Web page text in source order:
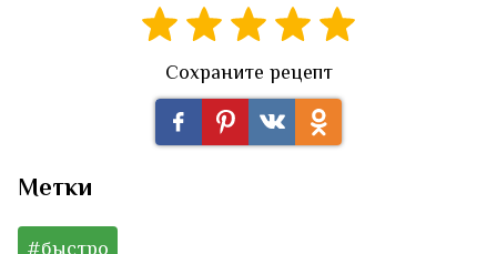
Сохраните рецепт
Метки